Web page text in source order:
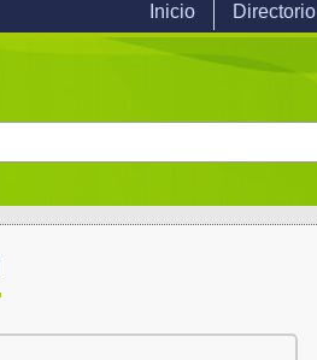
Inicio Directorio